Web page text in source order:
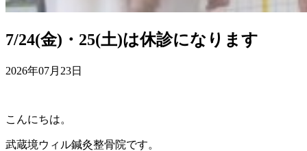
7/24(金)・25(土)は休診になります
2026年07月23日
こんにちは。
武蔵境ウィル鍼灸整骨院です。